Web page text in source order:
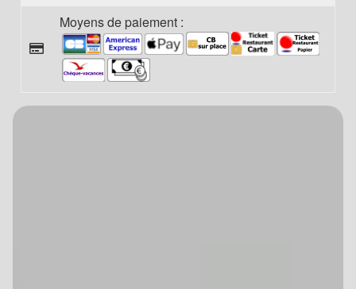
Moyens de paiement :